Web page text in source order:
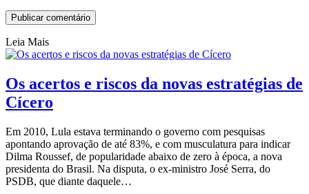
Leia Mais
Os acertos e riscos da novas estratégias de
Cícero
Em 2010, Lula estava terminando o governo com pesquisas
apontando aprovação de até 83%, e com musculatura para indicar
Dilma Roussef, de popularidade abaixo de zero à época, a nova
presidenta do Brasil. Na disputa, o ex-ministro José Serra, do
PSDB, que diante daquele…